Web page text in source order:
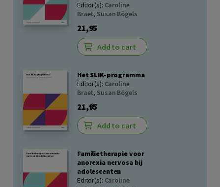
Editor(s): Caroline
Braet, Susan Bögels
21,95
Add to cart
Het SLIK-programma
Editor(s): Caroline
Braet, Susan Bögels
21,95
Add to cart
Familietherapie voor
anorexia nervosa bij
adolescenten
Editor(s): Caroline